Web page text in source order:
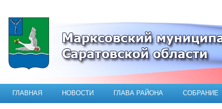
Официальный сайт Марксовского
ГЛАВНАЯ НОВОСТИ ГЛАВА РАЙОНА СОБРАНИЕ